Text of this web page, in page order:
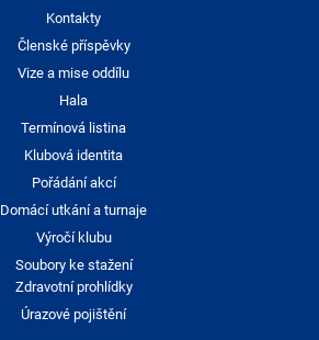
Kontakty
Členské příspěvky
Vize a mise oddílu
Hala
Termínová listina
Klubová identita
Pořádání akcí
Domácí utkání a turnaje
Výročí klubu
Soubory ke stažení
Zdravotní prohlídky
Úrazové pojištění